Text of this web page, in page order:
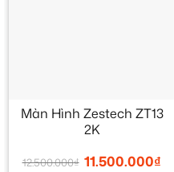
Màn Hình Zestech ZT13
2K
12.500.000₫ 11.500.000₫